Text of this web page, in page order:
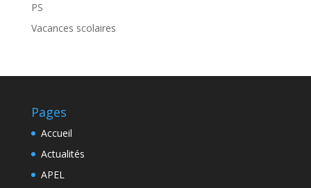
PS
Vacances scolaires
Pages
Accueil
Actualités
APEL